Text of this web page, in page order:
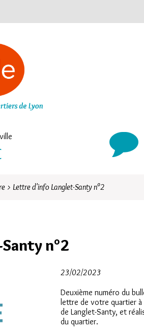
> Lettre d'info Langlet-Santy n°2
n°2
23/02/2023
Deuxième numéro du
lettre de votre quartier
de Langlet-Santy, et
du quartier.